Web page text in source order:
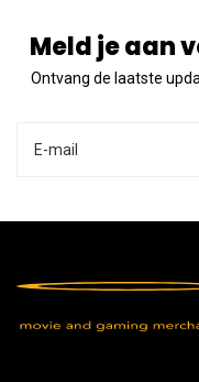
Meld je aan
Ontvang de laatste